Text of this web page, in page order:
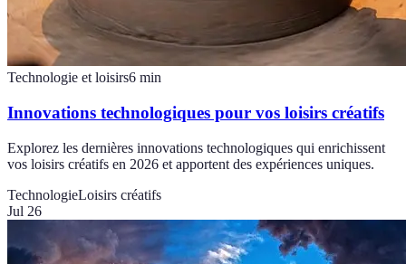
Technologie et loisirs6 min
Innovations technologiques pour vos loisirs créatifs
Explorez les dernières innovations technologiques qui enrichissent
vos loisirs créatifs en 2026 et apportent des expériences uniques.
TechnologieLoisirs créatifs
Jul 26